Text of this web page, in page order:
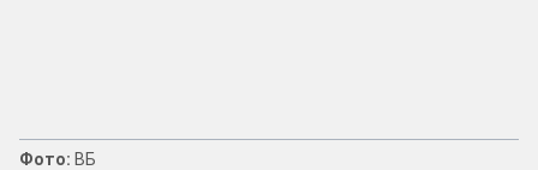
Фото: ВБ